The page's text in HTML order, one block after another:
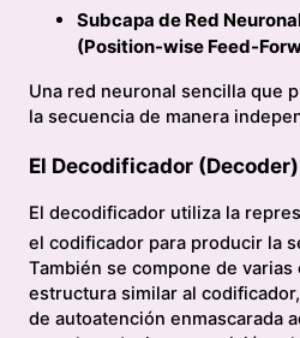
Subcapa de Red
(Position-wise Feed-
Una red neuronal sencilla que
la secuencia de manera
El Decodificador (Decoder)
El decodificador utiliza la
el codificador para producir la
También se compone de
estructura similar al
de autoatención enmascarada